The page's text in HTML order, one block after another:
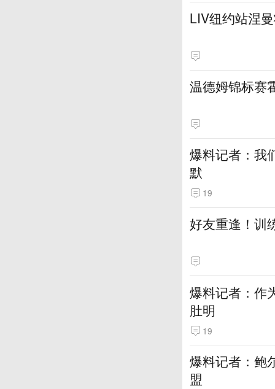
LIV纽约站涅
温德姆锦标赛
爆料记者：我
默
19
好友重逢！训
爆料记者：作
肚明
19
爆料记者：鲍
盟